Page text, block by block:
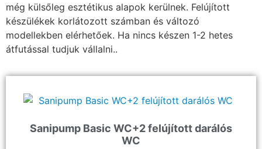
még külsőleg esztétikus alapok kerülnek. Felújított
készülékek korlátozott számban és változó
modellekben elérhetőek. Ha nincs készen 1-2 hetes
átfutással tudjuk vállalni..
Sanipump Basic WC+2 felújított darálós
WC